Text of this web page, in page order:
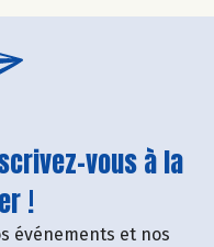
vous à la
!
événements et nos